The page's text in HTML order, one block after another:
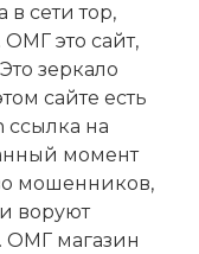
в сети тор,
это сайт,
зеркало
сайте есть
ссылка на
момент
мошенников,
воруют
ОМГ магазин